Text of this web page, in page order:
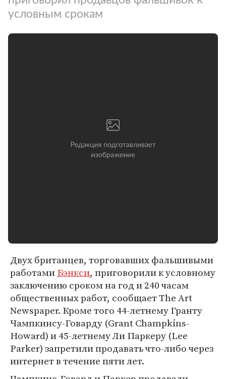
условным срокам
Двух британцев, торговавших фальшивыми
работамиБэнкси, приговорили к условному
заключению сроком на год и 240 часам
общественных работ, сообщает The Art
Newspaper. Кроме того 44-летнему Гранту
Чампкинсу-Говарду (Grant Champkins-
Howard) и 45-летнему Ли Паркеру (Lee
Parker) запретили продавать что-либо через
интернет в течение пяти лет.